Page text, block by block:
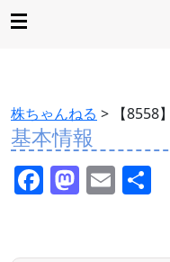
株ちゃんねる > 【8558
基本情報
F M E